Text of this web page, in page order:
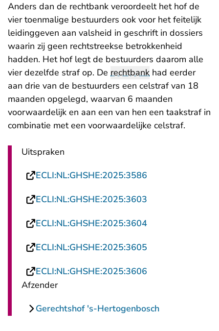
Anders dan de rechtbank veroordeelt het hof de
vier toenmalige bestuurders ook voor het feitelijk
leidinggeven aan valsheid in geschrift in dossiers
waarin zij geen rechtstreekse betrokkenheid
hadden. Het hof legt de bestuurders daarom alle
vier dezelfde straf op. De rechtbank had eerder
aan drie van de bestuurders een celstraf van 18
maanden opgelegd, waarvan 6 maanden
voorwaardelijk en aan een van hen een taakstraf in
combinatie met een voorwaardelijke celstraf.
Uitspraken
ECLI:NL:GHSHE:2025:3586
ECLI:NL:GHSHE:2025:3603
ECLI:NL:GHSHE:2025:3604- U verlaat
ECLI:NL:GHSHE:2025:3605
ECLI:NL:GHSHE:2025:3606
Afzender
Gerechtshof 's-Hertogenbosch